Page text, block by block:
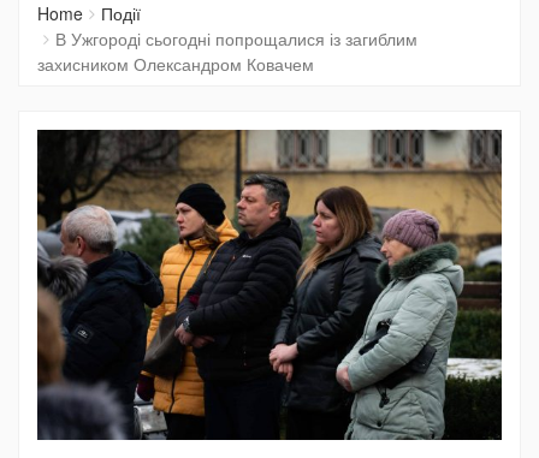
Home
Події
В Ужгороді сьогодні попрощалися із загиблим
захисником Олександром Ковачем